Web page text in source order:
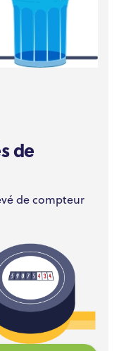
de
de compteur